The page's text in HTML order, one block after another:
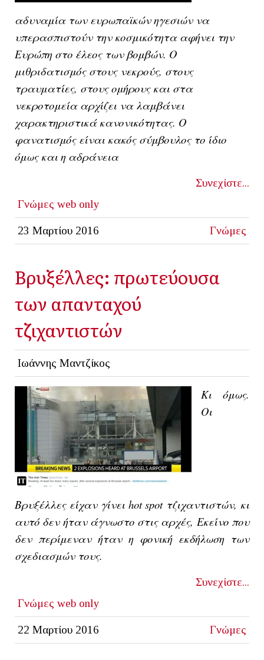
αδυναμία των ευρωπαϊκών ηγεσιών να
υπερασπιστούν την κοσμικότητα αφήνει την
Ευρώπη στο έλεος των βομβών. Ο
μιθριδατισμός στους νεκρούς, στους
τραυματίες, στους ομήρους και στα
νεκροτομεία αρχίζει να λαμβάνει
χαρακτηριστικά κανονικότητας. Ο
φανατισμός είναι κακός σύμβουλος το ίδιο
όμως και η αδράνεια
Συνεχίστε...
Γνώμες web only
23 Μαρτίου 2016 Γνώμες
Βρυξέλλες: πρωτεύουσα
των απανταχού
τζιχαντιστών
Ιωάννης Μαντζίκος
Κι όμως.
Οι
Βρυξέλλες είχαν γίνει hot spot τζιχαντιστών, κι
αυτό δεν ήταν άγνωστο στις αρχές, Εκείνο που
δεν περίμεναν ήταν η φονική εκδήλωση των
σχεδιασμών τoυς.
Συνεχίστε...
Γνώμες web only
22 Μαρτίου 2016 Γνώμες